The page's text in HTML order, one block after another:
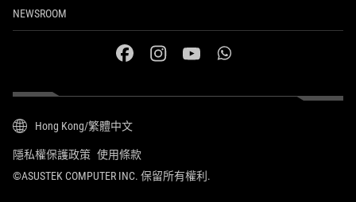
NEWSROOM
facebookinstagramyoutubewhatsapp
Hong Kong/繁體中文
隱私權保護政策 使用條款
©ASUSTEK COMPUTER INC. 保留所有權利.